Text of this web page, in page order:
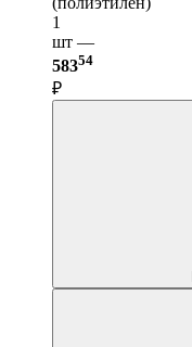
1
шт —
58354
₽